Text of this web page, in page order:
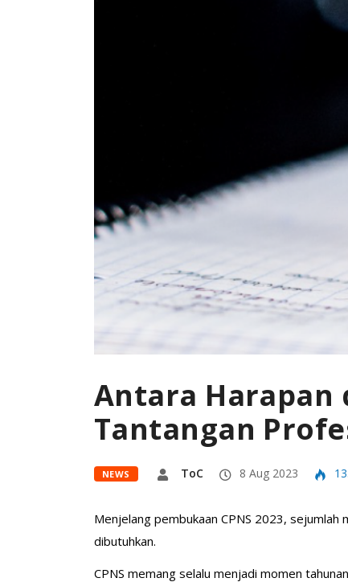
Antara Harapan
Tantangan
NEWS ToC 8 Aug 2023
Menjelang pembukaan CPNS 2023,
dibutuhkan.
CPNS memang selalu menjadi momen